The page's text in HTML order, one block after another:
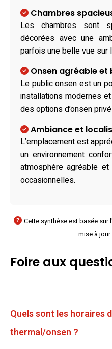
Chambres
Les chambres sont
décorées avec une
parfois une belle vue sur
Onsen agréable et
Le public onsen est un
installations modernes
des options d’onsen
Ambiance et
L’emplacement est
un environnement
atmosphère agréable
occasionnelles.
Cette synthèse est basée
mise à jour
Foire aux
Quels sont les horaires
thermal/onsen ?